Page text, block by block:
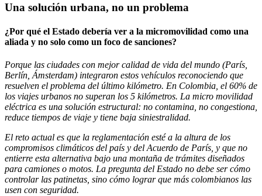
Una solución urbana, no un problema
¿Por qué el Estado debería ver a la micromovilidad como una
aliada y no solo como un foco de sanciones?
Porque las ciudades con mejor calidad de vida del mundo (París,
Berlín, Ámsterdam) integraron estos vehículos reconociendo que
resuelven el problema del último kilómetro. En Colombia, el 60% de
los viajes urbanos no superan los 5 kilómetros. La micro movilidad
eléctrica es una solución estructural: no contamina, no congestiona,
reduce tiempos de viaje y tiene baja siniestralidad.
El reto actual es que la reglamentación esté a la altura de los
compromisos climáticos del país y del Acuerdo de París, y que no
entierre esta alternativa bajo una montaña de trámites diseñados
para camiones o motos. La pregunta del Estado no debe ser cómo
controlar las patinetas, sino cómo lograr que más colombianos las
usen con seguridad.